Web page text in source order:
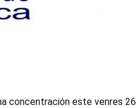
concentración este venres 26